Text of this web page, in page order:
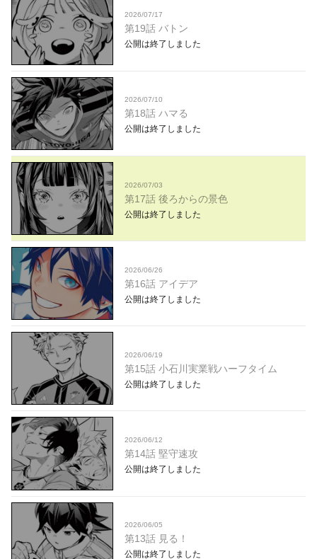
2026/07/17
第19話 バトン
公開は終了しました
2026/07/10
第18話 ハマる
公開は終了しました
2026/07/03
第17話 後ろからの景色
公開は終了しました
2026/06/26
第16話 アイデア
公開は終了しました
2026/06/19
第15話 小石川実業戦ハーフタイム
公開は終了しました
2026/06/12
第14話 堅守速攻
公開は終了しました
2026/06/05
第13話 見る！
公開は終了しました